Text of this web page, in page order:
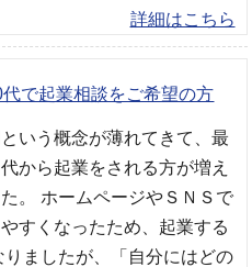
詳細はこちら
で起業相談をご希望の方
いう概念が薄れてきて、最
から起業をされる方が増え
。 ホームページやＳＮＳで
すくなったため、起業する
ましたが、「自分にはどの